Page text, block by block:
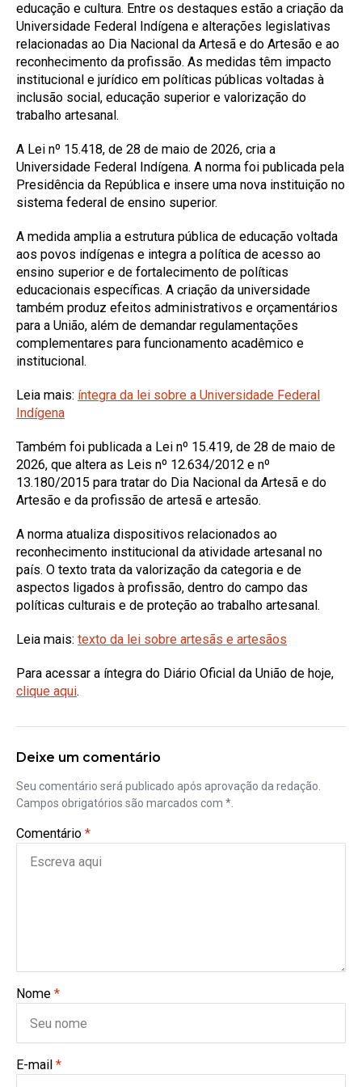
educação e cultura. Entre os destaques estão a criação da
Universidade Federal Indígena e alterações legislativas
relacionadas ao Dia Nacional da Artesã e do Artesão e ao
reconhecimento da profissão. As medidas têm impacto
institucional e jurídico em políticas públicas voltadas à
inclusão social, educação superior e valorização do
trabalho artesanal.
A Lei nº 15.418, de 28 de maio de 2026, cria a
Universidade Federal Indígena. A norma foi publicada pela
Presidência da República e insere uma nova instituição no
sistema federal de ensino superior.
A medida amplia a estrutura pública de educação voltada
aos povos indígenas e integra a política de acesso ao
ensino superior e de fortalecimento de políticas
educacionais específicas. A criação da universidade
também produz efeitos administrativos e orçamentários
para a União, além de demandar regulamentações
complementares para funcionamento acadêmico e
institucional.
Leia mais: íntegra da lei sobre a Universidade Federal
Indígena
Também foi publicada a Lei nº 15.419, de 28 de maio de
2026, que altera as Leis nº 12.634/2012 e nº
13.180/2015 para tratar do Dia Nacional da Artesã e do
Artesão e da profissão de artesã e artesão.
A norma atualiza dispositivos relacionados ao
reconhecimento institucional da atividade artesanal no
país. O texto trata da valorização da categoria e de
aspectos ligados à profissão, dentro do campo das
políticas culturais e de proteção ao trabalho artesanal.
Leia mais: texto da lei sobre artesãs e artesãos
Para acessar a íntegra do Diário Oficial da União de hoje,
clique aqui.
Deixe um comentário
Seu comentário será publicado após aprovação da redação.
Campos obrigatórios são marcados com *.
Comentário *
Nome *
E-mail *